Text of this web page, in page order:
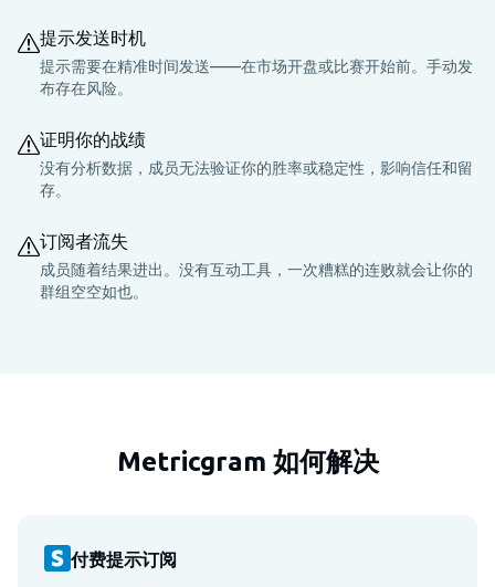
提示发送时机
提示需要在精准时间发送——在市场开盘或比赛开始前。手动发
布存在风险。
证明你的战绩
没有分析数据，成员无法验证你的胜率或稳定性，影响信任和留
存。
订阅者流失
成员随着结果进出。没有互动工具，一次糟糕的连败就会让你的
群组空空如也。
Metricgram 如何解决
付费提示订阅